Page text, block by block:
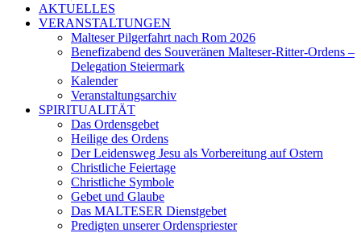
AKTUELLES
VERANSTALTUNGEN
Malteser Pilgerfahrt nach Rom 2026
Benefizabend des Souveränen Malteser-Ritter-Ordens –
Delegation Steiermark
Kalender
Veranstaltungsarchiv
SPIRITUALITÄT
Das Ordensgebet
Heilige des Ordens
Der Leidensweg Jesu als Vorbereitung auf Ostern
Christliche Feiertage
Christliche Symbole
Gebet und Glaube
Das MALTESER Dienstgebet
Predigten unserer Ordenspriester